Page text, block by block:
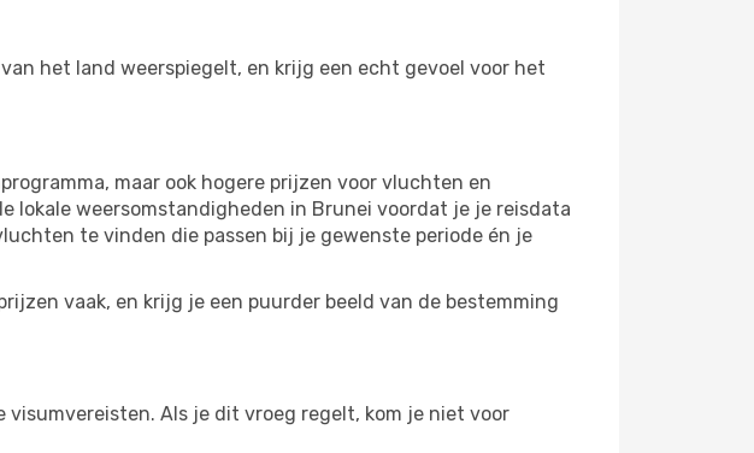
het land weerspiegelt, en krijg een echt gevoel voor het
maar ook hogere prijzen voor vluchten en
lokale weersomstandigheden in Brunei voordat je je reisdata
te vinden die passen bij je gewenste periode én je
vaak, en krijg je een puurder beeld van de bestemming
Als je dit vroeg regelt, kom je niet voor